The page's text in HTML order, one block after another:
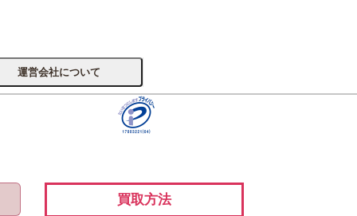
運営会社について
買取方法